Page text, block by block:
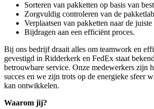
Sorteren van pakketten op basis van
Zorgvuldig controleren van de
Verplaatsen van pakketten naar de
Bijdragen aan een efficiënt proces.
Bij ons bedrijf draait alles om teamwork en
gevestigd in Ridderkerk en FedEx staat
betrouwbare service. Onze medewerkers zijn
succes en we zijn trots op de energieke sfeer
kan ontwikkelen.
Waarom jij?